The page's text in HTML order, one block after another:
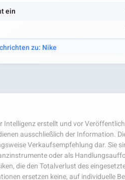
ein
zu: Nike
Intelligenz erstellt und vor
ausschließlich der Information.
Verkaufsempfehlung dar. Sie
oder als
die den Totalverlust des
ersetzen keine, auf individuelle